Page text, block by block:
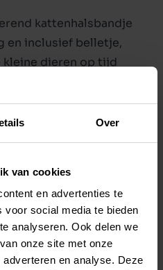
Over
van cookies
en advertenties te
voor social media te bieden
analyseren. Ook delen we
onze site met onze
en analyse. Deze
kattenhalsbandje
en inclusief belletje,
kleine dieren op tijd
uw kat.
is verstelbaar van
mm.
in:(2 weken)
6 weken